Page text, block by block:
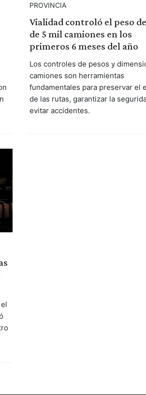
PROVINCIA
Vialidad controló el peso
de 5 mil camiones en los
primeros 6 meses del año
Los controles de pesos y
camiones son herramientas
fundamentales para preservar el
de las rutas, garantizar la
evitar accidentes.